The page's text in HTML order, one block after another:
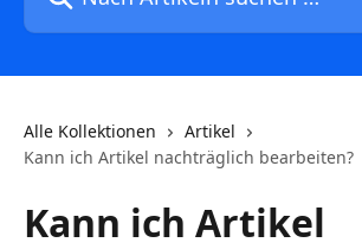
Alle Kollektionen
Artikel
Kann ich Artikel nachträglich bearbeiten?
Kann ich Artikel